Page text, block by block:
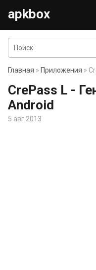
apkbox
Главная » Приложения »
CrePass L -
Android
5 авг 2013